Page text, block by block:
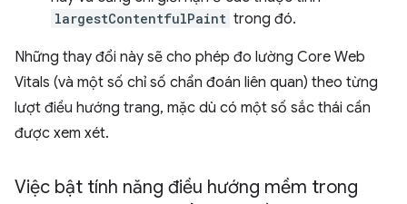
largestContentfulPaint trong đó.
Những thay đổi này sẽ cho phép đo lường Core Web
Vitals (và một số chỉ số chẩn đoán liên quan) theo từng
lượt điều hướng trang, mặc dù có một số sắc thái cần
được xem xét.
Việc bật tính năng điều hướng mềm trong